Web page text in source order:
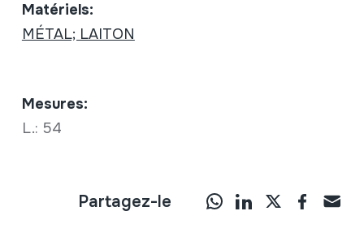
Matériels:
MÉTAL; LAITON
Mesures:
L.: 54
Partagez-le